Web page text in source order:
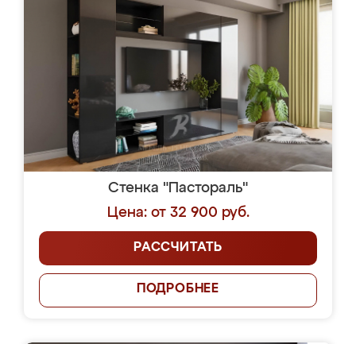
Стенка "Пастораль"
Цена: от 32 900 руб.
РАССЧИТАТЬ
ПОДРОБНЕЕ